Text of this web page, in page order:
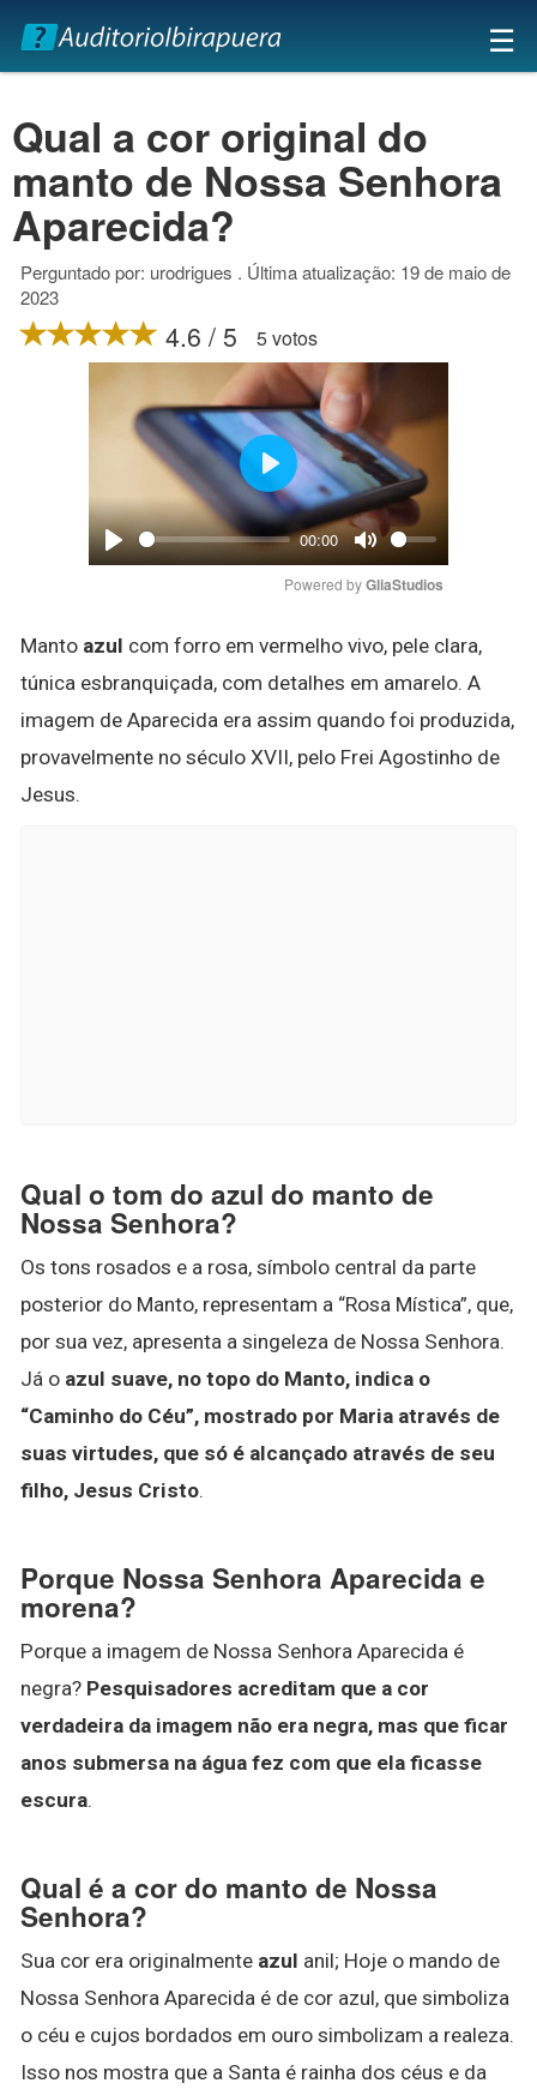
×
☰
Qual a cor original do
manto de Nossa Senhora
Aparecida?
Perguntado por: urodrigues . Última atualização: 19 de maio de
2023
4.6 / 5 5 votos
Play
00:00
Mute
Play
Powered by GliaStudios
Manto azul com forro em vermelho vivo, pele clara,
túnica esbranquiçada, com detalhes em amarelo. A
imagem de Aparecida era assim quando foi produzida,
provavelmente no século XVII, pelo Frei Agostinho de
Jesus.
Qual o tom do azul do manto de
Nossa Senhora?
Os tons rosados e a rosa, símbolo central da parte
posterior do Manto, representam a “Rosa Mística”, que,
por sua vez, apresenta a singeleza de Nossa Senhora.
Já o azul suave, no topo do Manto, indica o
“Caminho do Céu”, mostrado por Maria através de
suas virtudes, que só é alcançado através de seu
filho, Jesus Cristo.
Porque Nossa Senhora Aparecida e
morena?
Porque a imagem de Nossa Senhora Aparecida é
negra? Pesquisadores acreditam que a cor
verdadeira da imagem não era negra, mas que ficar
anos submersa na água fez com que ela ficasse
escura.
Qual é a cor do manto de Nossa
Senhora?
Sua cor era originalmente azul anil; Hoje o mando de
Nossa Senhora Aparecida é de cor azul, que simboliza
o céu e cujos bordados em ouro simbolizam a realeza.
Isso nos mostra que a Santa é rainha dos céus e da